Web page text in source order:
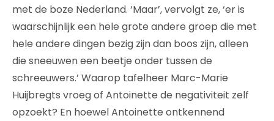
met de boze Nederland. ‘Maar’, vervolgt ze, ‘er is
waarschijnlijk een hele grote andere groep die met
hele andere dingen bezig zijn dan boos zijn, alleen
die sneeuwen een beetje onder tussen de
schreeuwers.’ Waarop tafelheer Marc-Marie
Huijbregts vroeg of Antoinette de negativiteit zelf
opzoekt? En hoewel Antoinette ontkennend